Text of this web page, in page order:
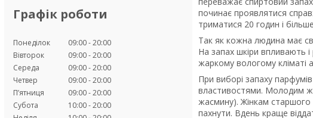
Графік роботи
Понеділок 09:00 20:00
Вівторок
09:00 20:00
Середа
09:00 20:00
Четвер
09:00 20:00
Пʼятниця
09:00 20:00
Субота
10:00 20:00
починає проявлятися
триматися 20 годин і
Так як кожна людина має
На запах шкіри впливають
жаркому вологому
При виборі запаху
властивостями. Молодим
жасмину). Жінкам старшого
пахнути. Вдень краще